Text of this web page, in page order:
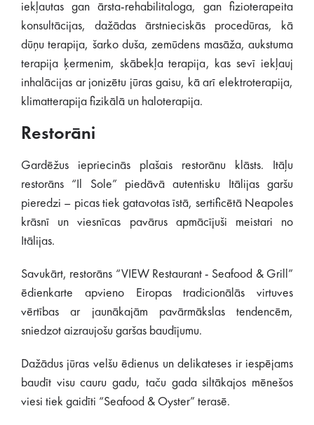
iekļautas gan ārsta-rehabilitaloga, gan fizioterapeita
konsultācijas, dažādas ārstnieciskās procedūras, kā
dūņu terapija, šarko duša, zemūdens masāža, aukstuma
terapija ķermenim, skābekļa terapija, kas sevī iekļauj
inhalācijas ar jonizētu jūras gaisu, kā arī elektroterapija,
klimatterapija fizikālā un haloterapija.
Restorāni
Gardēžus iepriecinās plašais restorānu klāsts. Itāļu
restorāns “Il Sole” piedāvā autentisku Itālijas garšu
pieredzi – picas tiek gatavotas īstā, sertificētā Neapoles
krāsnī un viesnīcas pavārus apmācījuši meistari no
Itālijas.
Savukārt, restorāns “VIEW Restaurant - Seafood & Grill”
ēdienkarte apvieno Eiropas tradicionālās virtuves
vērtības ar jaunākajām pavārmākslas tendencēm,
sniedzot aizraujošu garšas baudījumu.
Dažādus jūras velšu ēdienus un delikateses ir iespējams
baudīt visu cauru gadu, taču gada siltākajos mēnešos
viesi tiek gaidīti “Seafood & Oyster” terasē.